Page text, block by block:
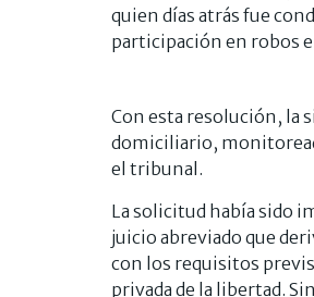
quien días atrás fue
participación en robos
Con esta resolución, la
domiciliario,
el tribunal.
La solicitud había sido
juicio abreviado que
con los requisitos
privada de la libertad.